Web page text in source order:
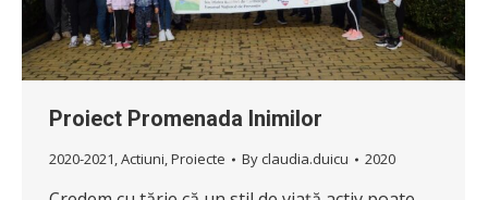
Proiect Promenada Inimilor
2020-2021,Actiuni,Proiecte By claudia.duicu 2020